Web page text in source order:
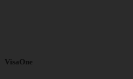
VisaOne